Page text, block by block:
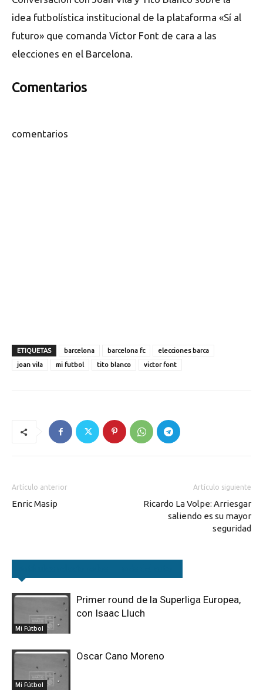
idea futbolística institucional de la plataforma «Sí al
futuro» que comanda Víctor Font de cara a las
elecciones en el Barcelona.
Comentarios
comentarios
ETIQUETAS barcelona barcelona fc
elecciones barca
joan vila
mi futbol tito blanco victor font
Artículo anterior
Enric Masip
Artículo siguiente
Ricardo La Volpe: Arriesgar
saliendo es su mayor
seguridad
Mi Fútbol
Primer round de la Superliga Europea,
con Isaac Lluch
Mi Fútbol
Oscar Cano Moreno